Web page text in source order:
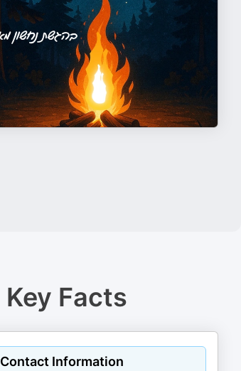
Key Facts
Contact Information